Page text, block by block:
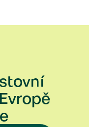
sekci